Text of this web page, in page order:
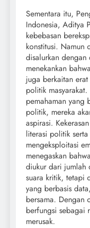
Sementara itu,
Indonesia, Aditya
kebebasan
konstitusi. Namun
disalurkan dengan
menekankan
juga berkaitan
politik
pemahaman yang
politik, mereka
aspirasi.
literasi politik
mengeksploitasi
menegaskan
diukur dari jumlah
suara kritik, tetapi
yang berbasis
bersama. Dengan
berfungsi sebagai
merusak.